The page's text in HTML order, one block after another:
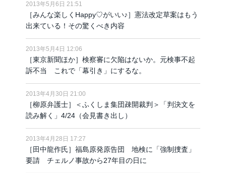
2013年5月6日 21:51
［みんな楽しくHappy♡がいい♪］憲法改定草案はもう
出来ている！その驚くべき内容
2013年5月4日 12:06
［東京新聞ほか］検察審に欠陥はないか。元検事不起
訴不当 これで「幕引き」にするな。
2013年4月30日 21:00
［柳原弁護士］＜ふくしま集団疎開裁判＞「判決文を
読み解く」4/24（会見書き出し）
2013年4月28日 17:27
［田中龍作氏］福島原発原告団 地検に「強制捜査」
要請 チェルノ事故から27年目の日に